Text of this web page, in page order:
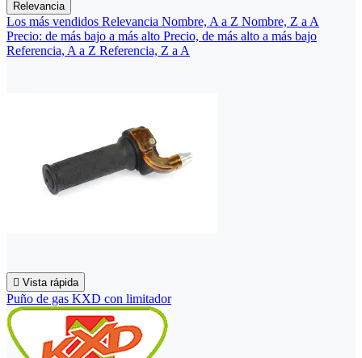
Relevancia
Los más vendidos Relevancia Nombre, A a Z Nombre, Z a A
Precio: de más bajo a más alto Precio, de más alto a más bajo
Referencia, A a Z Referencia, Z a A
 Vista rápida
Puño de gas KXD con limitador